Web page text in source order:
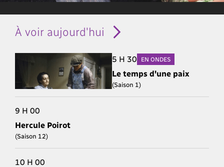
À voir aujourd'hui
5 H 30 EN ONDES
Le temps d'une paix
(Saison 1)
9 H 00
Hercule Poirot
(Saison 12)
10 H 00